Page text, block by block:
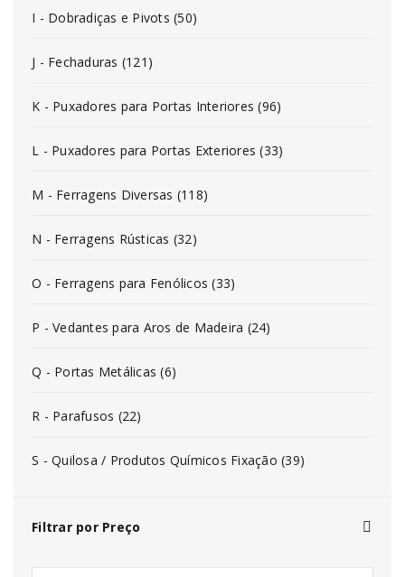
I - Dobradiças e Pivots (50)
J - Fechaduras (121)
K - Puxadores para Portas Interiores (96)
L - Puxadores para Portas Exteriores (33)
M - Ferragens Diversas (118)
N - Ferragens Rústicas (32)
O - Ferragens para Fenólicos (33)
P - Vedantes para Aros de Madeira (24)
Q - Portas Metálicas (6)
R - Parafusos (22)
S - Quilosa / Produtos Químicos Fixação (39)
Filtrar por Preço